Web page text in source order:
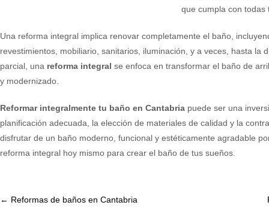
que cumpla con todas
Una reforma integral implica renovar completamente el baño,
revestimientos, mobiliario, sanitarios, iluminación, y a veces, hasta la
parcial, una reforma integral se enfoca en transformar el baño de
y modernizado.
Reformar integralmente tu baño en Cantabria puede ser una
planificación adecuada, la elección de materiales de calidad y la
disfrutar de un baño moderno, funcional y estéticamente agradable
reforma integral hoy mismo para crear el baño de tus sueños.
Post
← Reformas de baños en Cantabria